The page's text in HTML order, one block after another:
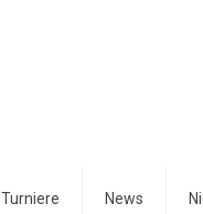
Turniere News